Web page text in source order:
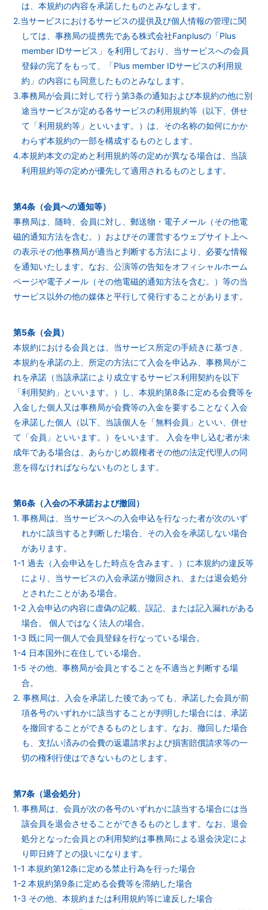
は、本規約の内容を承諾したものとみなします。
2.当サービスにおけるサービスの提供及び個人情報の管理に関
しては、事務局の提携先である株式会社Fanplusの「Plus
member IDサービス」を利用しており、当サービスへの会員
登録の完了をもって、「Plus member IDサービスの利用規
約」の内容にも同意したものとみなします。
3.事務局が会員に対して行う第3条の通知および本規約の他に別
途当サービスが定める各サービスの利用規約等（以下、併せ
て「利用規約等」といいます。）は、その名称の如何にかか
わらず本規約の一部を構成するものとします。
4.本規約本文の定めと利用規約等の定めが異なる場合は、当該
利用規約等の定めが優先して適用されるものとします。
第4条（会員への通知等）
事務局は、随時、会員に対し、郵送物・電子メール（その他電
磁的通知方法を含む。）およびその運営するウェブサイト上へ
の表示その他事務局が適当と判断する方法により、必要な情報
を通知いたします。なお、公演等の告知をオフィシャルホーム
ページや電子メール（その他電磁的通知方法を含む。）等の当
サービス以外の他の媒体と平行して発行することがあります。
第5条（会員）
本規約における会員とは、当サービス所定の手続きに基づき、
本規約を承諾の上、所定の方法にて入会を申込み、事務局がこ
れを承諾（当該承諾により成立するサービス利用契約を以下
「利用契約」といいます。）し、本規約第8条に定める会費等を
入金した個人又は事務局が会費等の入金を要することなく入会
を承諾した個人（以下、当該個人を「無料会員」といい、併せ
て「会員」といいます。）をいいます。 入会を申し込む者が未
成年である場合は、あらかじめ親権者その他の法定代理人の同
意を得なければならないものとします。
第6条（入会の不承諾および撤回）
1. 事務局は、当サービスへの入会申込を行なった者が次のいず
れかに該当すると判断した場合、その入会を承諾しない場合
があります。
1-1 過去（入会申込をした時点を含みます。）に本規約の違反等
により、当サービスの入会承諾が撤回され、または退会処分
とされたことがある場合。
1-2 入会申込の内容に虚偽の記載、誤記、または記入漏れがある
場合。 個人ではなく法人の場合。
1-3 既に同一個人で会員登録を行なっている場合。
1-4 日本国外に在住している場合。
1-5 その他、事務局が会員とすることを不適当と判断する場
合。
2. 事務局は、入会を承諾した後であっても、承諾した会員が前
項各号のいずれかに該当することが判明した場合には、承諾
を撤回することができるものとします。なお、撤回した場合
も、支払い済みの会費の返還請求および損害賠償請求等の一
切の権利行使はできないものとします。
第7条（退会処分）
1. 事務局は、会員が次の各号のいずれかに該当する場合には当
該会員を退会させることができるものとします。なお、退会
処分となった会員との利用契約は事務局による退会決定によ
り即日終了との扱いになります。
1-1 本規約第12条に定める禁止行為を行った場合
1-2 本規約第9条に定める会費等を滞納した場合
1-3 その他、本規約または利用規約等に違反した場合